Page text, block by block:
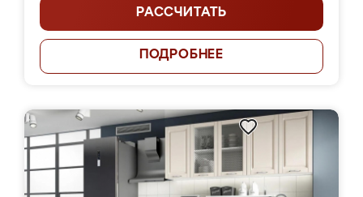
РАССЧИТАТЬ
ПОДРОБНЕЕ